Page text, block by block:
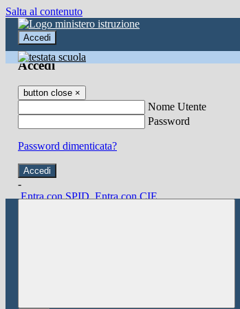
Salta al contenuto
Accedi
Accedi
button close ×
Nome Utente
Password
Password dimenticata?
-
Entra con SPID Entra con CIE
button close ×